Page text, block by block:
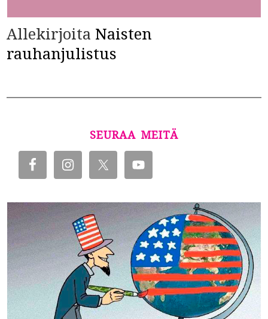
Allekirjoita Naisten
rauhanjulistus
SEURAA MEITÄ